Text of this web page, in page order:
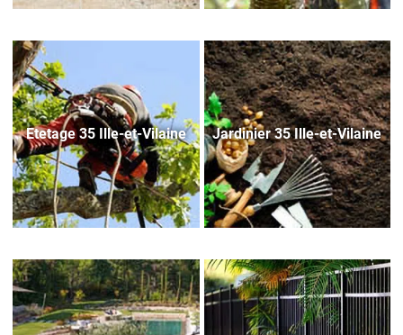
Etetage 35 Ille-et-Vilaine Jardinier 35 Ille-et-Vilaine